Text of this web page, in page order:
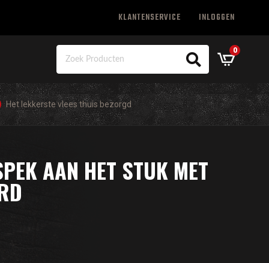
KLANTENSERVICE INLOGGEN
0
Het lekkerste vlees thuis bezorgd
AAN HET STUK MET